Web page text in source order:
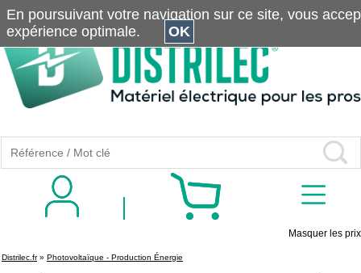
Masquer les prix
Distrilec.fr» Photovoltaïque - Production Énergie
En poursuivant votre navigation sur ce site, vous
expérience optimale.
OK